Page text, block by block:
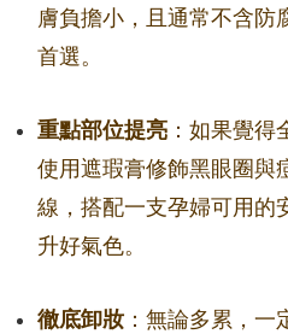
膚負擔小，且通常不含防
首選。
重點部位提亮 ：如果覺
使用遮瑕膏修飾黑眼圈與
線，搭配一支孕婦可用的
升好氣色。
徹底卸妝 ：無論多累，